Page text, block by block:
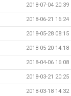
2018-07-04 20:39
2018-06-21 16:24
2018-05-28 08:15
2018-05-20 14:18
2018-04-06 16:08
2018-03-21 20:25
2018-03-18 14:32